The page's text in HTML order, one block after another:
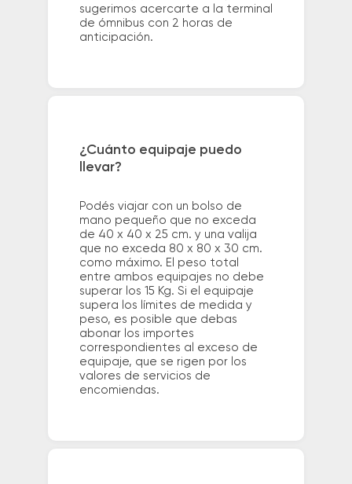
sugerimos acercarte a la terminal
de ómnibus con 2 horas de
anticipación.
¿Cuánto equipaje puedo
llevar?
Podés viajar con un bolso de
mano pequeño que no exceda
de 40 x 40 x 25 cm. y una valija
que no exceda 80 x 80 x 30 cm.
como máximo. El peso total
entre ambos equipajes no debe
superar los 15 Kg. Si el equipaje
supera los límites de medida y
peso, es posible que debas
abonar los importes
correspondientes al exceso de
equipaje, que se rigen por los
valores de servicios de
encomiendas.